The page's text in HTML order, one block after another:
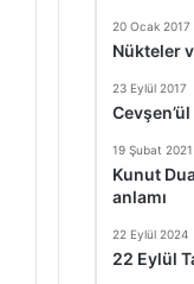
20 Ocak 2017
Nükteler
23 Eylül 2017
19 Şubat 2021
Kunut
anlamı
22 Eylül 2024
22 Eylül